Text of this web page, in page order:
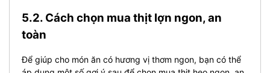
5.2. Cách chọn mua thịt lợn ngon, an
toàn
Để giúp cho món ăn có hương vị thơm ngon, bạn có thể